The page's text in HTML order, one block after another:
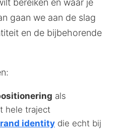
bereiken en waar je
gaan we aan de slag
en de bijbehorende
als
hele traject
identity die echt bij